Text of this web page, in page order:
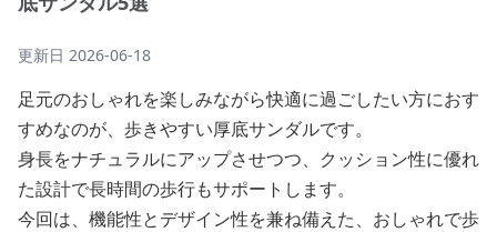
更新日 2026-06-18
足元のおしゃれを楽しみながら快適に過ごしたい方におす
すめなのが、歩きやすい厚底サンダルです。
身長をナチュラルにアップさせつつ、クッション性に優れ
た設計で長時間の歩行もサポートします。
今回は、機能性とデザイン性を兼ね備えた、おしゃれで歩